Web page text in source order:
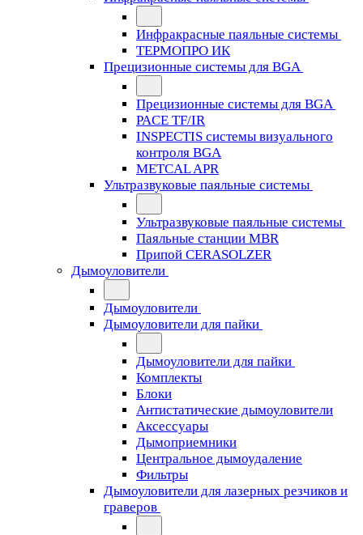
Инфракрасные паяльные системы
ТЕРМОПРО ИК
Прецизионные системы для BGA
Прецизионные системы для BGA
PACE TF/IR
INSPECTIS системы визуального
контроля BGA
METCAL APR
Ультразвуковые паяльные системы
Ультразвуковые паяльные системы
Паяльные станции MBR
Припой CERASOLZER
Дымоуловители
Дымоуловители
Дымоуловители для пайки
Дымоуловители для пайки
Комплекты
Блоки
Антистатические дымоуловители
Аксессуары
Дымоприемники
Центральное дымоудаление
Фильтры
Дымоуловители для лазерных резчиков и
граверов